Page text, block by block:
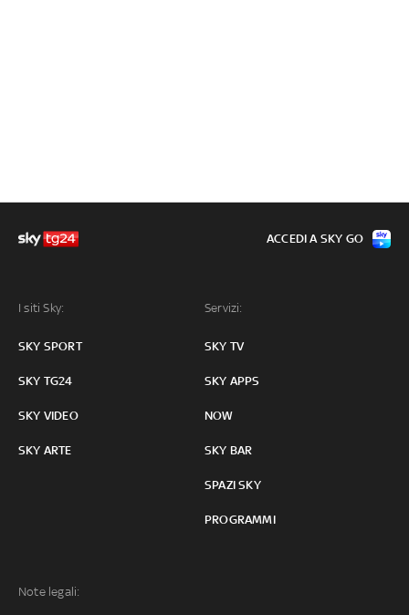
I siti Sky:
SKY SPORT
SKY TG24
SKY VIDEO
SKY ARTE
Servizi:
SKY TV
SKY APPS
NOW
SKY BAR
SPAZI SKY
PROGRAMMI
Note legali:
ACCEDI A SKY GO